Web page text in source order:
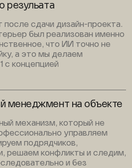
резульата
сдачи дизайн-проекта.
был реализован именно
что ИИ точно не
а это мы делаем
с концепцией
менеджмент на объекте
механизм, который не
управляем
подрядчиков,
решаем конфликты и следим,
и без